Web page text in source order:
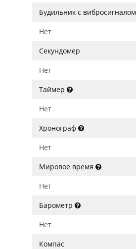
Будильник с вибросигналом
Нет
Секундомер
Нет
Таймер
Нет
Хронограф
Нет
Мировое время
Нет
Барометр
Нет
Компас